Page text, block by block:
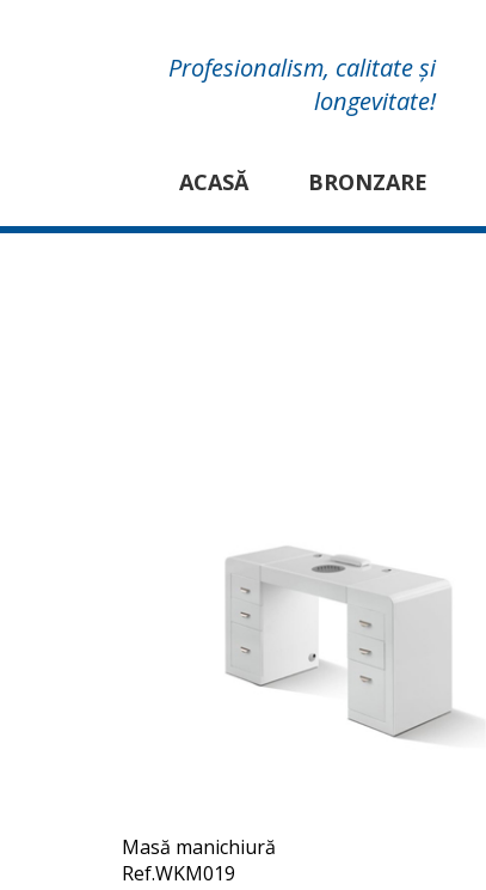
Profesionalism, calitate și
longevitate!
ACASĂ BRONZARE
Masă manichiură
Ref.WKM019